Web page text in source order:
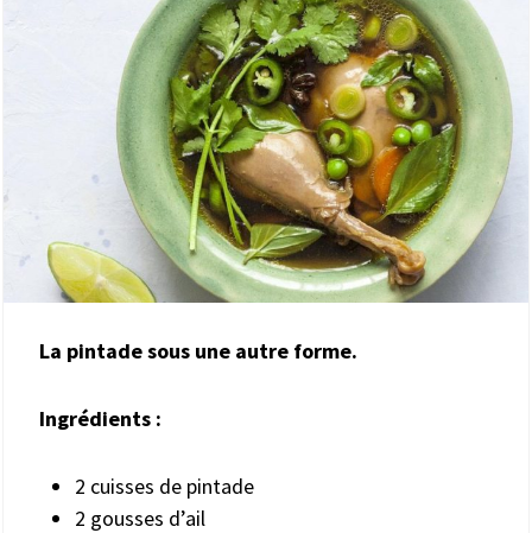
La pintade sous une autre forme.
Ingrédients :
2 cuisses de pintade
2 gousses d’ail